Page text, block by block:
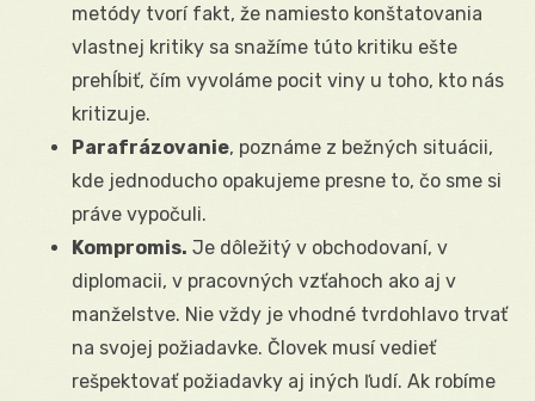
metódy tvorí fakt, že namiesto konštatovania
vlastnej kritiky sa snažíme túto kritiku ešte
prehĺbiť, čím vyvoláme pocit viny u toho, kto nás
kritizuje.
Parafrázovanie, poznáme z bežných situácii,
kde jednoducho opakujeme presne to, čo sme si
práve vypočuli.
Kompromis. Je dôležitý v obchodovaní, v
diplomacii, v pracovných vzťahoch ako aj v
manželstve. Nie vždy je vhodné tvrdohlavo trvať
na svojej požiadavke. Človek musí vedieť
rešpektovať požiadavky aj iných ľudí. Ak robíme